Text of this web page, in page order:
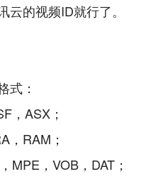
的视频ID就行了。
式：
，ASX；
，RAM；
MPE，VOB，DAT；